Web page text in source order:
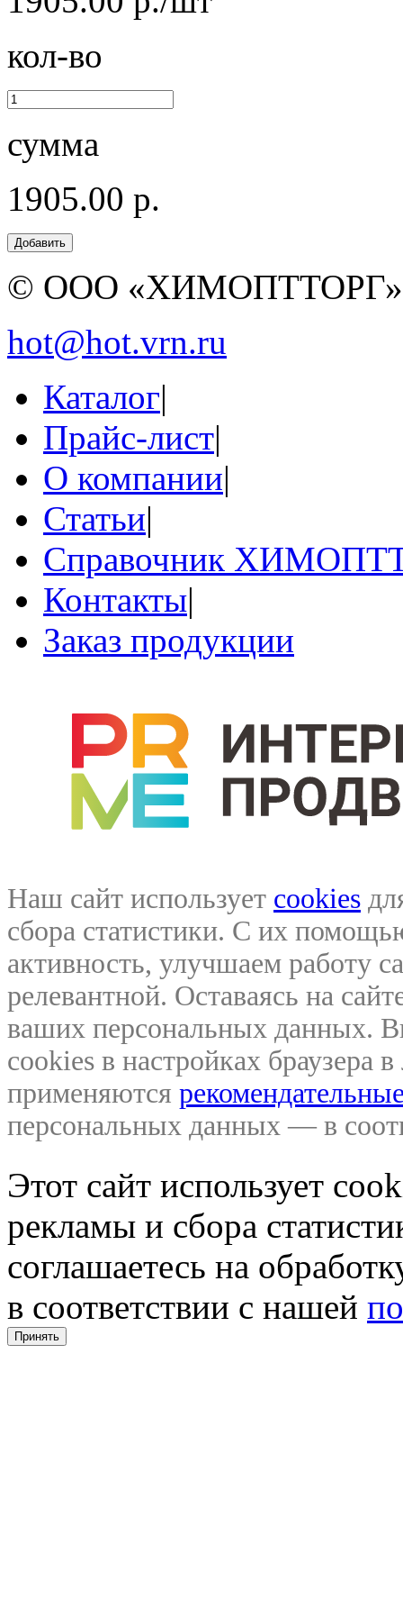
кол-во
сумма
1905.00 р.
© ООО
hot@hot.vrn.ru
Каталог|
Прайс-лист|
О компании|
Статьи|
Справочник
Контакты|
Заказ продукции
Наш сайт использует cookies
сбора статистики. С их
активность, улучшаем работу
релевантной. Оставаясь на
ваших персональных данных.
cookies в настройках браузера
применяются
персональных данных — в
Этот сайт использует
рекламы и сбора
соглашаетесь на
в соответствии с нашей
Принять